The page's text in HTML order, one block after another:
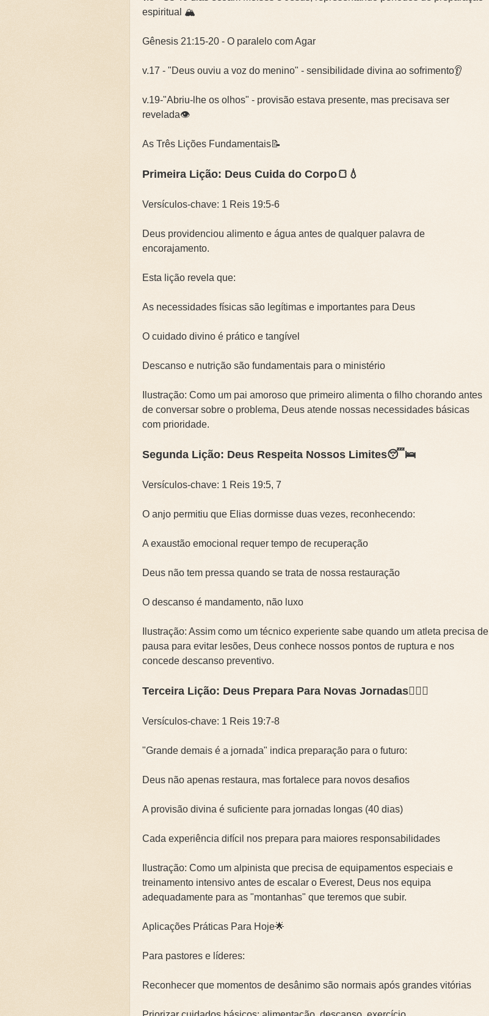
espiritual 🏔️
Gênesis 21:15-20 - O paralelo com Agar
v.17 - "Deus ouviu a voz do menino" - sensibilidade divina ao sofrimento👂
v.19-"Abriu-lhe os olhos" - provisão estava presente, mas precisava ser
revelada👁️
As Três Lições Fundamentais📝
Primeira Lição: Deus Cuida do Corpo🍞💧
Versículos-chave: 1 Reis 19:5-6
Deus providenciou alimento e água antes de qualquer palavra de
encorajamento.
Esta lição revela que:
As necessidades físicas são legítimas e importantes para Deus
O cuidado divino é prático e tangível
Descanso e nutrição são fundamentais para o ministério
Ilustração: Como um pai amoroso que primeiro alimenta o filho chorando antes
de conversar sobre o problema, Deus atende nossas necessidades básicas
com prioridade.
Segunda Lição: Deus Respeita Nossos Limites😴🛌
Versículos-chave: 1 Reis 19:5, 7
O anjo permitiu que Elias dormisse duas vezes, reconhecendo:
A exaustão emocional requer tempo de recuperação
Deus não tem pressa quando se trata de nossa restauração
O descanso é mandamento, não luxo
Ilustração: Assim como um técnico experiente sabe quando um atleta precisa de
pausa para evitar lesões, Deus conhece nossos pontos de ruptura e nos
concede descanso preventivo.
Terceira Lição: Deus Prepara Para Novas Jornadas🚶‍♂️⛰️
Versículos-chave: 1 Reis 19:7-8
"Grande demais é a jornada" indica preparação para o futuro:
Deus não apenas restaura, mas fortalece para novos desafios
A provisão divina é suficiente para jornadas longas (40 dias)
Cada experiência difícil nos prepara para maiores responsabilidades
Ilustração: Como um alpinista que precisa de equipamentos especiais e
treinamento intensivo antes de escalar o Everest, Deus nos equipa
adequadamente para as "montanhas" que teremos que subir.
Aplicações Práticas Para Hoje🌟
Para pastores e líderes:
Reconhecer que momentos de desânimo são normais após grandes vitórias